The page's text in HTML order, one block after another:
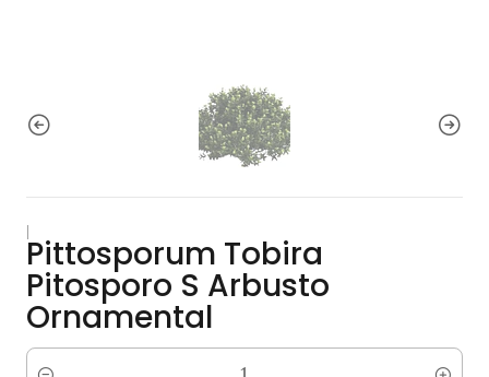
Pittosporum Tobira
Pitosporo S Arbusto
Ornamental